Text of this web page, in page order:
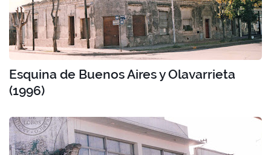
Esquina de Buenos Aires y Olavarrieta
(1996)